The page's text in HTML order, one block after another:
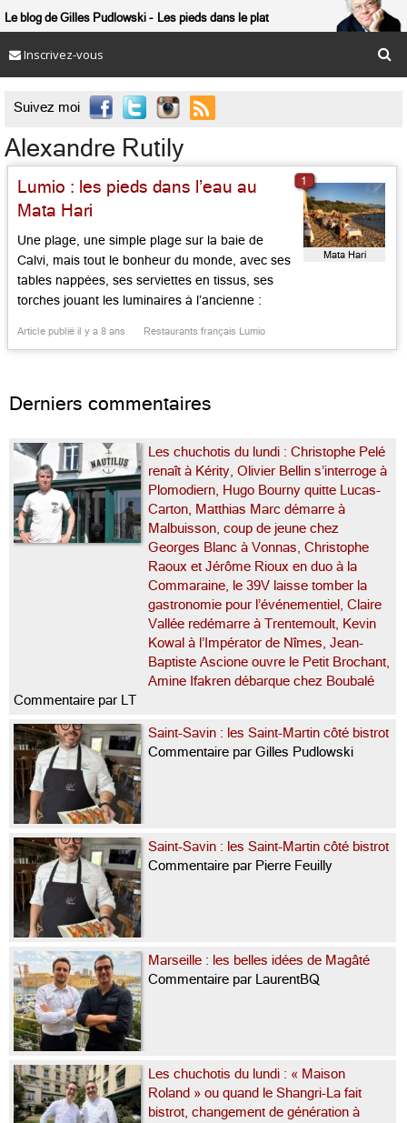
Le blog de Gilles Pudlowski Les pieds dans le plat
Inscrivez-vous
Suivez moi 
Alexandre Rutily
Lumio : les pieds dans l’eau au
Mata Hari
Une plage, une simple plage sur la baie de
Calvi, mais tout le bonheur du monde, avec ses
tables nappées, ses serviettes en tissus, ses
torches jouant les luminaires à l’ancienne :
de luxe, depuis trente ans, en a fait une table
Article publié il y a 8 ans Restaurants français Lumio
Mata Hari
1
Derniers commentaires
Les chuchotis du lundi : Christophe Pelé
renaît à Kérity, Olivier Bellin s’interroge à
Plomodiern, Hugo Bourny quitte Lucas-
Carton, Matthias Marc démarre à
Malbuisson, coup de jeune chez
Georges Blanc à Vonnas, Christophe
Raoux et Jérôme Rioux en duo à la
Commaraine, le 39V laisse tomber la
gastronomie pour l’événementiel, Claire
Vallée redémarre à Trentemoult, Kevin
Kowal à l’Impérator de Nîmes, Jean-
Baptiste Ascione ouvre le Petit Brochant,
Amine Ifakren débarque chez Boubalé
Commentaire par LT
Saint-Savin : les Saint-Martin côté bistrot
Commentaire par Gilles Pudlowski
Saint-Savin : les Saint-Martin côté bistrot
Commentaire par Pierre Feuilly
Marseille : les belles idées de Magâté
Commentaire par LaurentBQ
Les chuchotis du lundi : « Maison
Roland » ou quand le Shangri-La fait
bistrot, changement de génération à